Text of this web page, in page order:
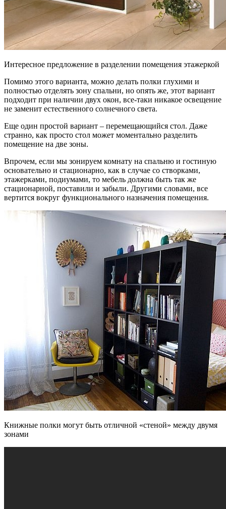
Интересное предложение в разделении помещения этажеркой
Помимо этого варианта, можно делать полки глухими и
полностью отделять зону спальни, но опять же, этот вариант
подходит при наличии двух окон, все-таки никакое освещение
не заменит естественного солнечного света.
Еще один простой вариант – перемещающийся стол. Даже
странно, как просто стол может моментально разделить
помещение на две зоны.
Впрочем, если мы зонируем комнату на спальню и гостиную
основательно и стационарно, как в случае со створками,
этажерками, подиумами, то мебель должна быть так же
стационарной, поставили и забыли. Другими словами, все
вертится вокруг функционального назначения помещения.
Книжные полки могут быть отличной «стеной» между двумя
зонами